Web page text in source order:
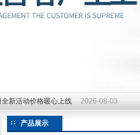
全新活动价格暖心上线 2026-08-03
新活动价格暖心上线
产品展示